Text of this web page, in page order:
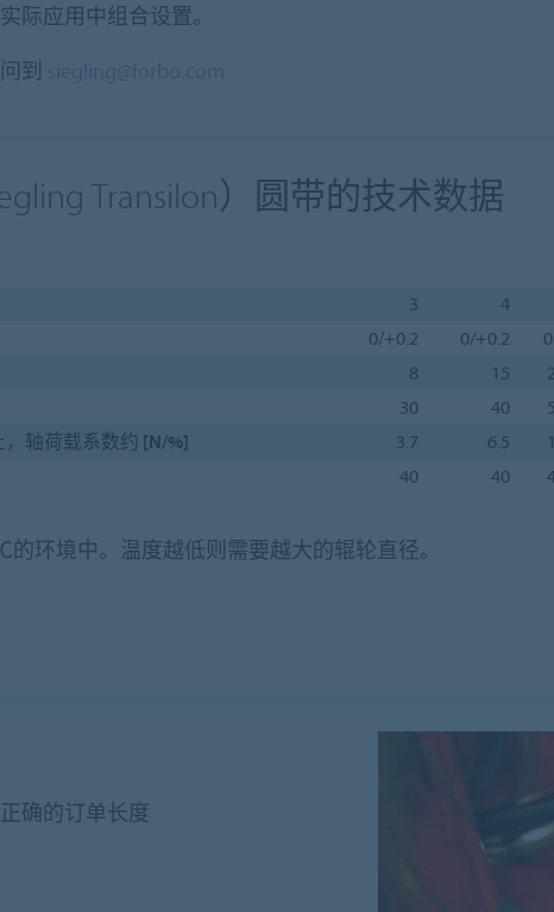
际应用中组合设置。
到
Transilon）圆带的技术数据
3 4
0/+0.2 0/+0.2
8 15
30 40
，轴荷载系数约 [N/%]
3.7 6.5
40 40
环境中。温度越低则需要越大的辊轮直径。
确的订单长度